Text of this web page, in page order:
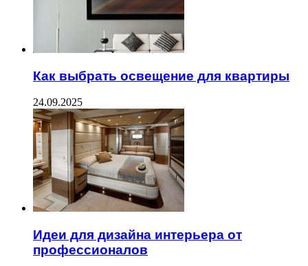
Как выбрать освещение для квартиры
24.09.2025
Идеи для дизайна интерьера от
профессионалов